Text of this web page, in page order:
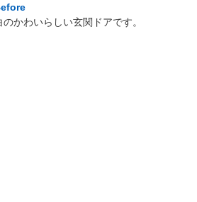
のかわいらしい玄関ドアです。